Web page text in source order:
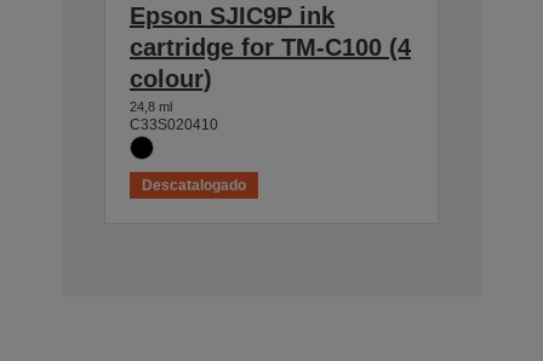
Epson SJIC9P ink
cartridge for TM-C100 (4
colour)
24,8 ml
C33S020410
Descatalogado